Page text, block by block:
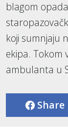
blagom
koji sumnjaju
ekipa. Tokom
ambulanta u
Share